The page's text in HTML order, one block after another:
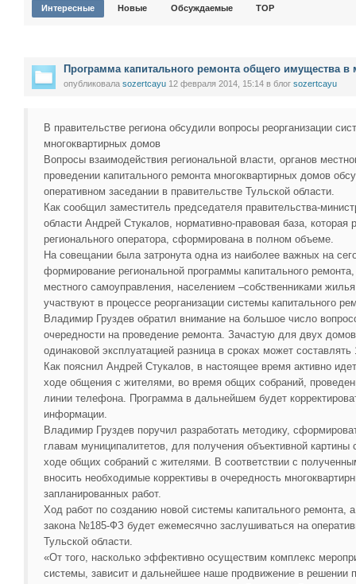
Интересные Новые Обсуждаемые TOP
Программа капитального ремонта общего имущества
опубликовала sozertcayu 12 февраля 2014, 15:14 в блог sozertcayu
В правительстве региона обсудили вопросы реорганизации
многоквартирных домов
Вопросы взаимодействия региональной власти, органов
проведении капитального ремонта многоквартирных домов
оперативном заседании в правительстве Тульской области.
Как сообщил заместитель председателя правительства-
области Андрей Стукалов, нормативно-правовая база, которая
регионального оператора, сформирована в полном объеме.
На совещании была затронута одна из наиболее важных на
формирование региональной программы капитального
местного самоуправления, населением –собственниками
участвуют в процессе реорганизации системы капитального
Владимир Груздев обратил внимание на большое число
очередности на проведение ремонта. Зачастую для двух
одинаковой эксплуатацией разница в сроках может составлять
Как пояснил Андрей Стукалов, в настоящее время активно
ходе общения с жителями, во время общих собраний,
линии телефона. Программа в дальнейшем будет
информации.
Владимир Груздев поручил разработать методику,
главам муниципалитетов, для получения объективной картины
ходе общих собраний с жителями. В соответствии с
вносить необходимые коррективы в очередность
запланированных работ.
Ход работ по созданию новой системы капитального ремонта,
закона №185-ФЗ будет ежемесячно заслушиваться на
Тульской области.
«От того, насколько эффективно осуществим комплекс
системы, зависит и дальнейшее наше продвижение в решении